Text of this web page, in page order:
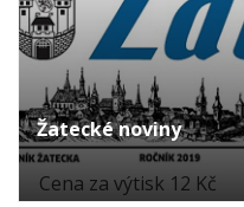
Žatecké noviny
Cena za výtisk 12 Kč